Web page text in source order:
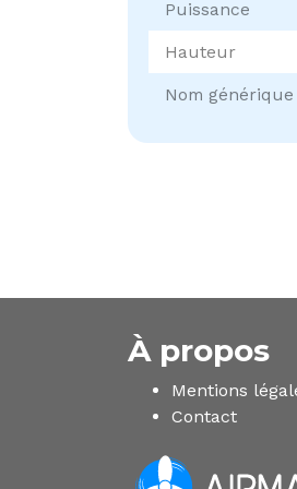
Puissance
Hauteur
Nom
À propos
Mentions
Contact